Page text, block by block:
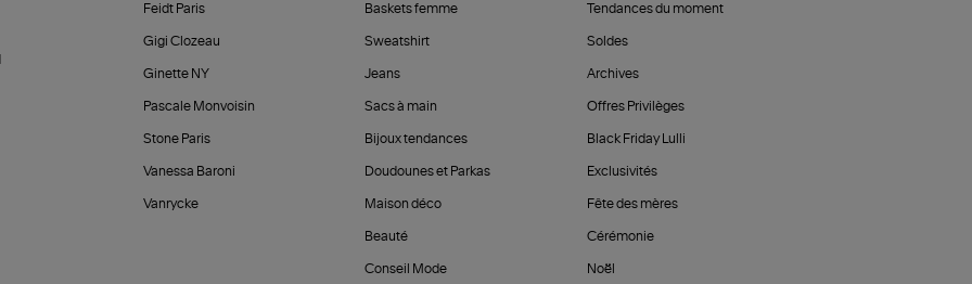
Feidt Paris
Gigi Clozeau
Ginette NY
Pascale Monvoisin
Stone Paris
Vanessa Baroni
Vanrycke
Baskets femme
Sweatshirt
Jeans
Sacs à main
Bijoux tendances
Doudounes et Parkas
Maison déco
Beauté
Conseil Mode
Tendances du moment
Soldes
Archives
Offres Privilèges
Black Friday Lulli
Exclusivités
Fête des mères
Cérémonie
Noël